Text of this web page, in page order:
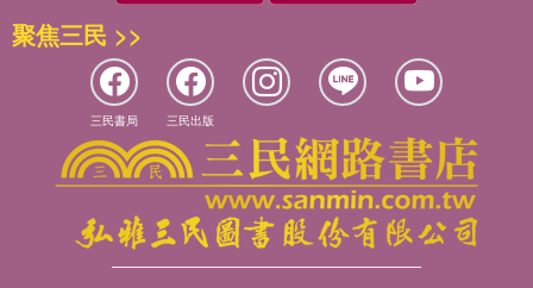
聚焦三民 >>
三民書局 三民出版